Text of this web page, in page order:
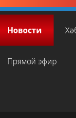
Новости
Прямой эфир